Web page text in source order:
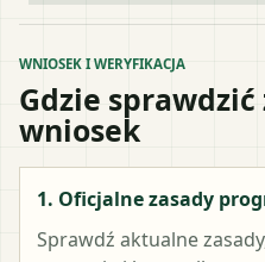
WNIOSEK I WERYFIKACJA
Gdzie sprawdzić
wniosek
1. Oficjalne zasady
Sprawdź aktualne